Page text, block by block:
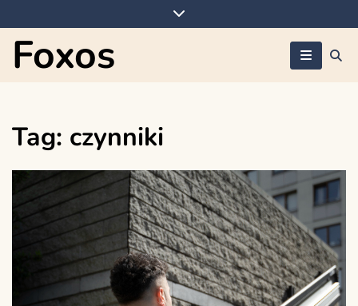
to
content
Foxos
Tag: czynniki